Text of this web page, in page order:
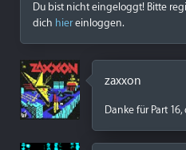
Du bist nicht eingeloggt! Bitte
dich hiereinloggen.
zaxxon
Danke für Part